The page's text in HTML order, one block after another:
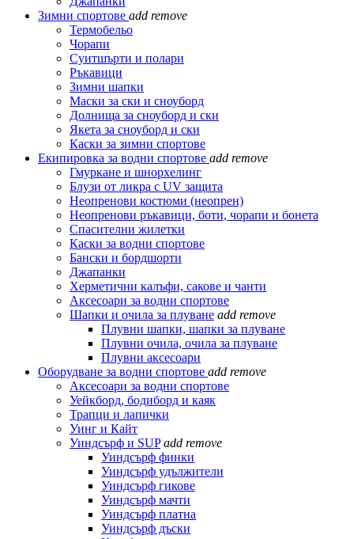
Зимни спортове add remove
Термобельо
Чорапи
Суитшърти и полари
Ръкавици
Зимни шапки
Маски за ски и сноуборд
Долнища за сноуборд и ски
Якета за сноуборд и ски
Каски за зимни спортове
Екипировка за водни спортове add remove
Гмуркане и шнорхелинг
Блузи от ликра с UV защита
Неопренови костюми (неопрен)
Неопренови ръкавици, боти, чорапи и бонета
Спасителни жилетки
Каски за водни спортове
Бански и бордшорти
Джапанки
Херметични калъфи, сакове и чанти
Аксесоари за водни спортове
Шапки и очила за плуване add remove
Плувни шапки, шапки за плуване
Плувни очила, очила за плуване
Плувни аксесоари
Оборудване за водни спортове add remove
Аксесоари за водни спортове
Уейкборд, бодиборд и каяк
Трапци и лапички
Уинг и Кайт
Уиндсърф и SUP add remove
Уиндсърф финки
Уиндсърф удължители
Уиндсърф гикове
Уиндсърф мачти
Уиндсърф платна
Уиндсърф дъски